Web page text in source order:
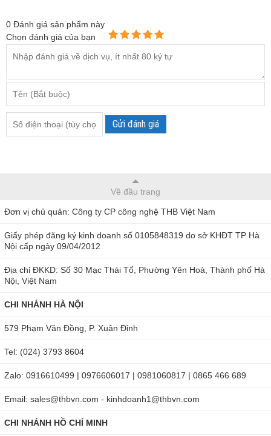
0 Đánh giá sản phẩm này
Chọn đánh giá của bạn
Gửi đánh giá
Về đầu trang
Đơn vị chủ quản: Công ty CP công nghệ THB Việt Nam
Giấy phép đăng ký kinh doanh số 0105848319 do sở KHĐT TP Hà
Nội cấp ngày 09/04/2012
Địa chỉ ĐKKD: Số 30 Mạc Thái Tổ, Phường Yên Hoà, Thành phố Hà
Nội, Việt Nam
CHI NHÁNH HÀ NỘI
579 Phạm Văn Đồng, P. Xuân Đỉnh
Tel: (024) 3793 8604
Zalo: 0916610499 | 0976606017 | 0981060817 | 0865 466 689
Email: sales@thbvn.com - kinhdoanh1@thbvn.com
CHI NHÁNH HỒ CHÍ MINH